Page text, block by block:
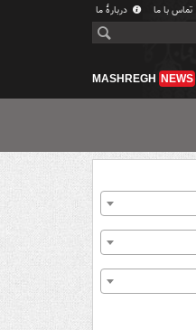
تماس با ما دربارهٔ ما
MASHREGH NEWS